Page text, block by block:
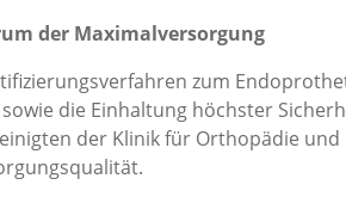
der Maximalversorgung
zum
die Einhaltung höchster
der Klinik für Orthopädie